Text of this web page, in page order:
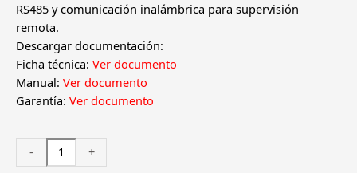
RS485 y comunicación inalámbrica para supervisión
remota.
Descargar documentación:
Ficha técnica: Ver documento
Manual: Ver documento
Garantía: Ver documento
-
INVERSOR
+